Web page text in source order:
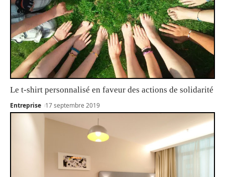
Le t-shirt personnalisé en faveur des actions de solidarité
Entreprise 17 septembre 2019